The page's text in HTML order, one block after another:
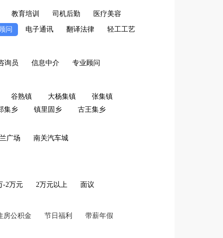
教育培训 司机后勤 医疗美容
问 电子通讯 翻译法律 轻工工艺
询员 信息中介 专业顾问
谷熟镇 大杨集镇
张集镇
集乡 镇里固乡
古王集乡
广场 南关汽车城
-2万元 2万元以上 面议
房公积金 节日福利 带薪年假